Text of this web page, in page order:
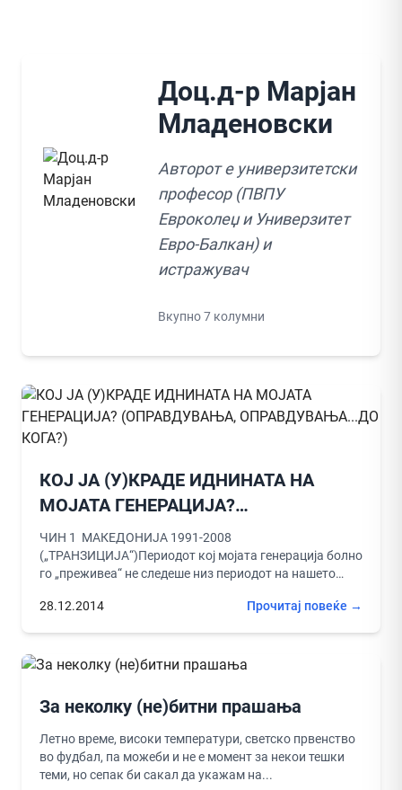
Доц.д-р Марјан
Младеновски
Авторот е универзитетски
професор (ПВПУ
Евроколеџ и Универзитет
Евро-Балкан) и
истражувач
Вкупно 7 колумни
КОЈ ЈА (У)КРАДЕ ИДНИНАТА НА
МОЈАТА ГЕНЕРАЦИЈА?
(ОПРАВДУВАЊА,
ОПРАВДУВАЊА...ДО КОГА?)
ЧИН 1 МАКЕДОНИЈА 1991-2008
(„ТРАНЗИЦИЈА“)Периодот кој мојата генерација болно
го „преживеа“ не следеше низ периодот на нашето
образование, потоа...
28.12.2014 Прочитај повеќе →
За неколку (не)битни прашања
Летно време, високи температури, светско првенство
во фудбал, па можеби и не е момент за некои тешки
теми, но сепак би сакал да укажам на...